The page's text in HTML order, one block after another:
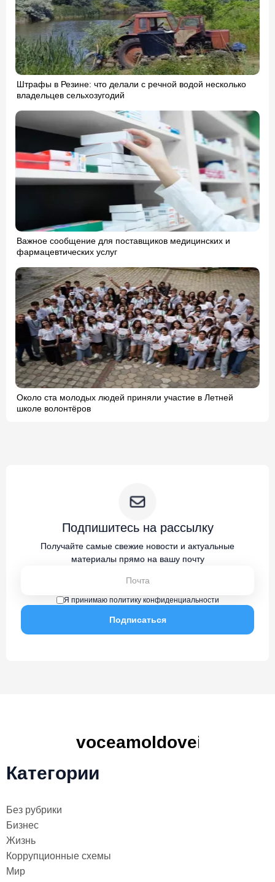
Штрафы в Резине: что делали с речной водой несколько
владельцев сельхозугодий
Важное сообщение для поставщиков медицинских и
фармацевтических услуг
Около ста молодых людей приняли участие в Летней
школе волонтёров
Подпишитесь на рассылку
Получайте самые свежие новости и актуальные
материалы прямо на вашу почту
Я принимаю политику конфиденциальности
Категории
Без рубрики
Бизнес
Жизнь
Коррупционные схемы
Мир